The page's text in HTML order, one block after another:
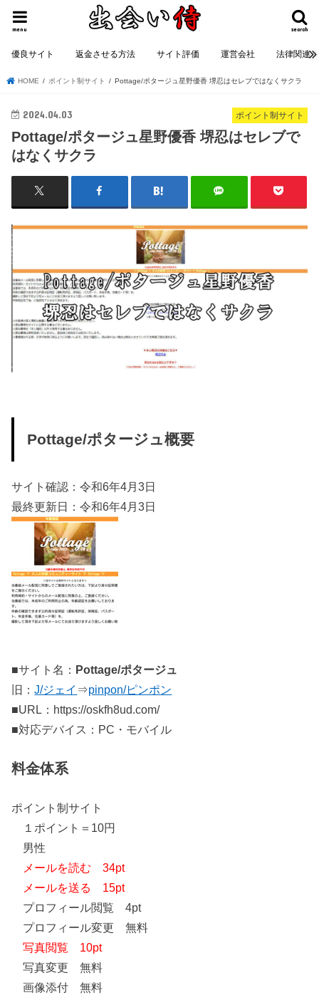
search
menu
優良サイト 返金させる方法 サイト評価 運営会社 法律関連
HOME ポイント制サイト Pottage/ポタージュ星野優香 堺忍はセレブではなくサクラ
ポイント制サイト
2024.04.03
Pottage/ポタージュ星野優香 堺忍はセレブで
はなくサクラ
Pottage/ポタージュ概要
サイト確認：令和6年4月3日
最終更新日：令和6年4月3日
■サイト名： Pottage/ポタージュ
旧：J/ジェイ ⇒pinpon/ピンポン
■URL：https://oskfh8ud.com/
■対応デバイス：PC・モバイル
料金体系
ポイント制サイト
１ポイント＝10円
男性
メールを読む 34pt
メールを送る 15pt
プロフィール閲覧 4pt
プロフィール変更 無料
写真閲覧 10pt
写真変更 無料
画像添付 無料